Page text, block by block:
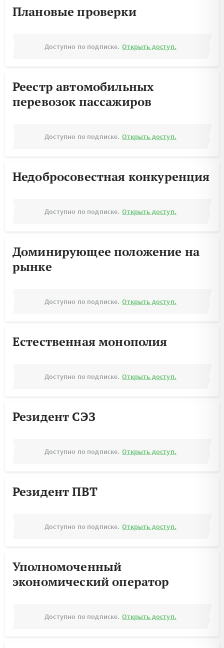
Плановые проверки
Доступно по подписке. Открыть доступ.
Реестр автомобильных
перевозок пассажиров
Доступно по подписке. Открыть доступ.
Недобросовестная конкуренция
Доступно по подписке. Открыть доступ.
Доминирующее положение на
рынке
Доступно по подписке. Открыть доступ.
Естественная монополия
Доступно по подписке. Открыть доступ.
Резидент СЭЗ
Доступно по подписке. Открыть доступ.
Резидент ПВТ
Доступно по подписке. Открыть доступ.
Уполномоченный
экономический оператор
Доступно по подписке. Открыть доступ.